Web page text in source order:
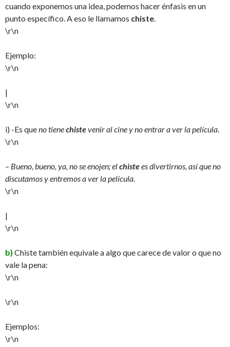
cuando exponemos una idea, podemos hacer énfasis en un
punto específico. A eso le llamamos chiste
\r\n
Ejemplo:
\r\n
|
\r\n
i) -Es queno tienechistevenir al cine y no entrar a ver la película
\r\n
– Bueno, bueno, ya, no se enojen; elchistees divertirnos, así que no
discutamos y entremos a ver la película
\r\n
|
\r\n
b) Chiste también equivale a algo que carece de valor o que no
vale la pena:
\r\n
\r\n
Ejemplos:
\r\n